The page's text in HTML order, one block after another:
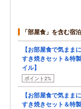
「部屋食」を含む宿
【お部屋食で気まま
すき焼きセット＆特
イル】
ポイント2%
【お部屋食で気まま
すき焼きセット＆特